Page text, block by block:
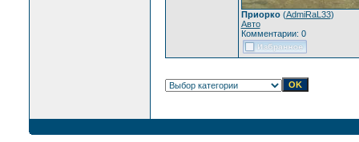
Приорко(AdmiRaL33)
Авто
Комментарии: 0